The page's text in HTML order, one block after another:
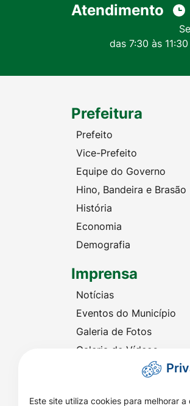
Atendimento
das 7:30 às
Prefeitura
Prefeito
Vice-Prefeito
Equipe do Governo
Hino, Bandeira e Brasão
História
Economia
Demografia
Imprensa
Notícias
Eventos do Município
Galeria de Fotos
Galeria de Vídeos
Audiência Eletrônica
Este site utiliza cookies para melhorar